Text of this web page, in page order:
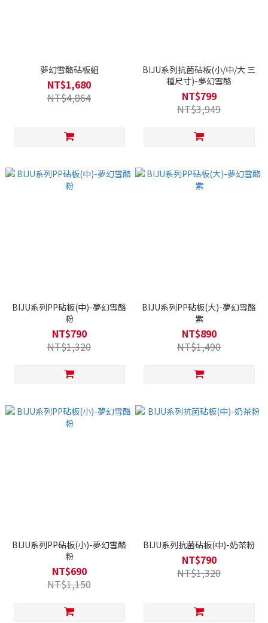
夢幻雪酪砧板組
NT$1,680
NT$4,864
BIJU系列抗菌砧板(小/中/大 三
種尺寸)-夢幻雪酪
NT$799
NT$3,949
BIJU系列PP砧板(中)-夢幻雪酪
粉
NT$790
NT$1,320
BIJU系列PP砧板(大)-夢幻雪酪
紫
NT$890
NT$1,490
BIJU系列PP砧板(小)-夢幻雪酪
粉
NT$690
NT$1,150
BIJU系列抗菌砧板(中)-奶茶粉
NT$790
NT$1,320